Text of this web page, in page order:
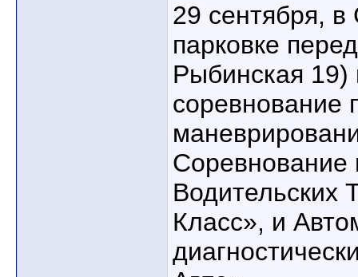
29 сентября, в
парковке
Рыбинская 19)
соревнование
Соревнование
Водительских
Класс», и